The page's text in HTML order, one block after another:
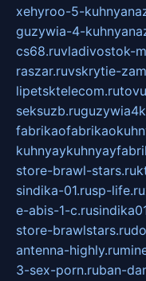
xehyroo-5-
guzywia-4-
cs68.ruvladivostok-
raszar.ruvskrytie-
lipetsktelecom.ru
seksuzb.ru
store-brawl-stars.ru
sindika-01.rusp-life.ru
e-abis-1-c.ru
store-brawlstars.ru
antenna-highly.ru
3-sex-porn.ruban-